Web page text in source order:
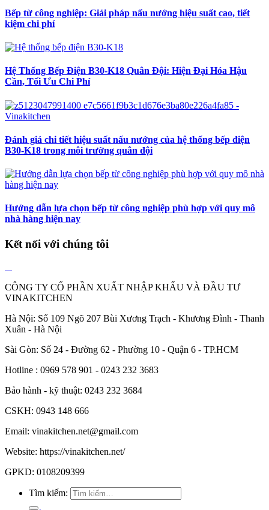
Bếp từ công nghiệp: Giải pháp nấu nướng hiệu suất cao, tiết
kiệm chi phí
Hệ Thống Bếp Điện B30-K18 Quân Đội: Hiện Đại Hóa Hậu
Cần, Tối Ưu Chi Phí
Đánh giá chi tiết hiệu suất nấu nướng của hệ thống bếp điện
B30-K18 trong môi trường quân đội
Hướng dẫn lựa chọn bếp từ công nghiệp phù hợp với quy mô
nhà hàng hiện nay
Kết nối với chúng tôi
CÔNG TY CỔ PHẦN XUẤT NHẬP KHẨU VÀ ĐẦU TƯ
VINAKITCHEN
Hà Nội: Số 109 Ngõ 207 Bùi Xương Trạch - Khương Đình - Thanh
Xuân - Hà Nội
Sài Gòn: Số 24 - Đường 62 - Phường 10 - Quận 6 - TP.HCM
Hotline : 0969 578 901 - 0243 232 3683
Bảo hành - kỹ thuật: 0243 232 3684
CSKH: 0943 148 666
Email: vinakitchen.net@gmail.com
Website: https://vinakitchen.net/
GPKD: 0108209399
Tìm kiếm: